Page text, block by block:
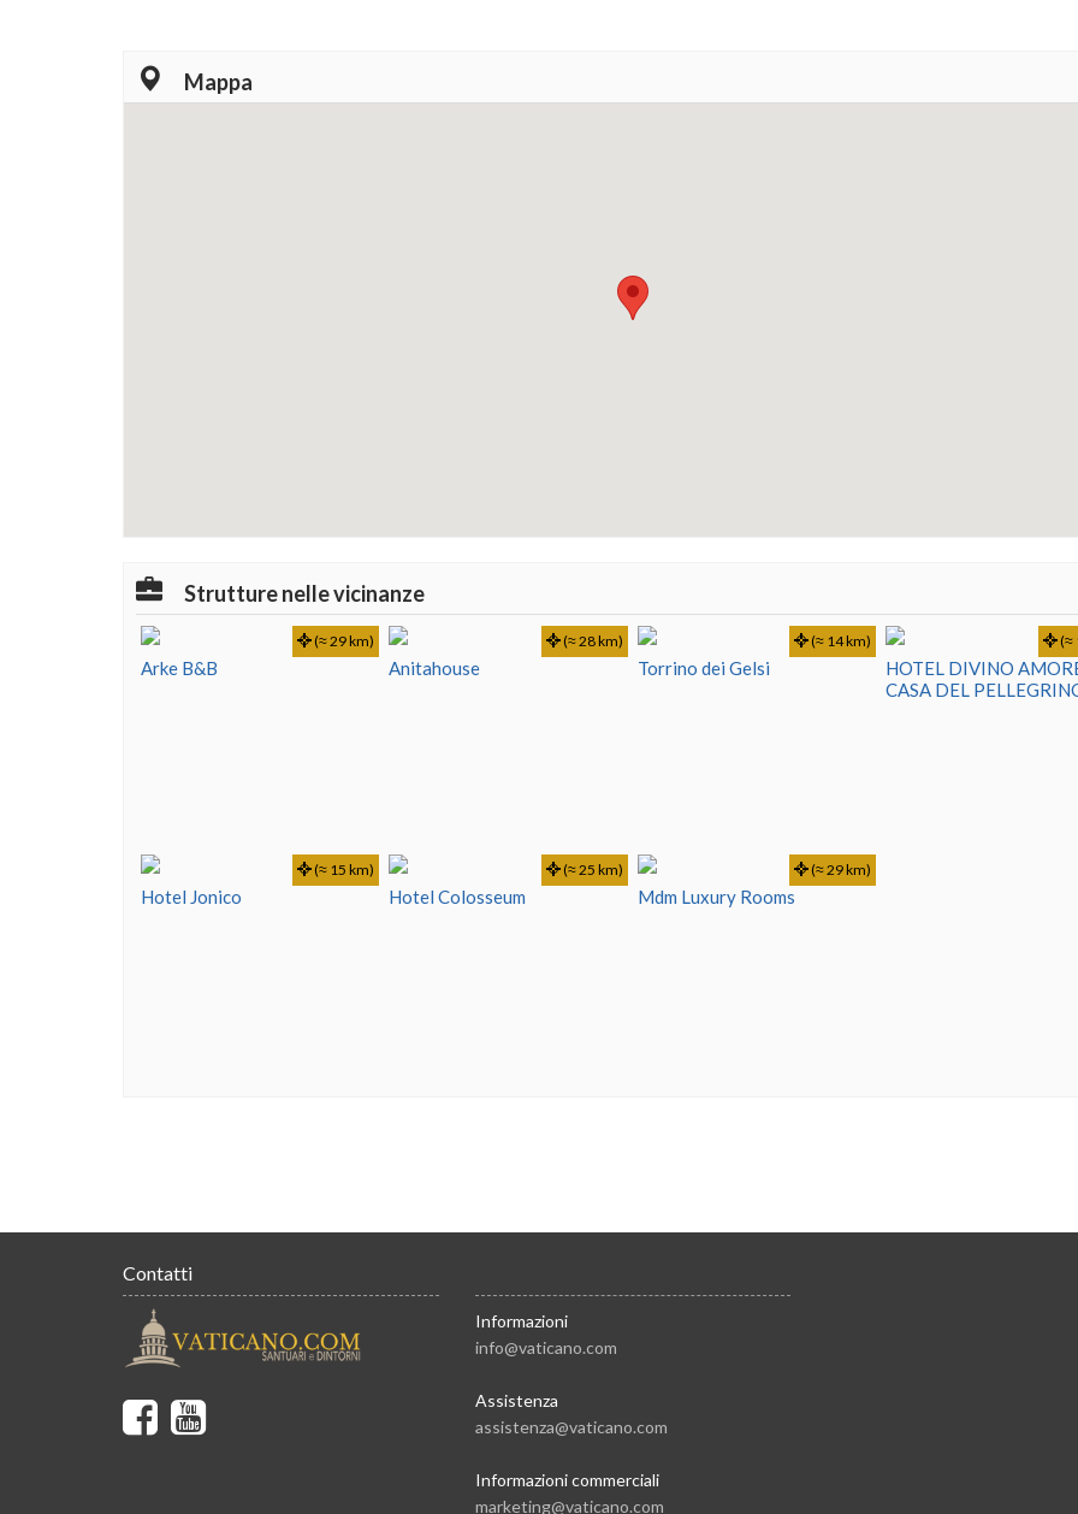
Mappa
Strutture nelle vicinanze
Arke B&B
(≈ 29 km)
Anitahouse
(≈ 28 km)
Torrino dei Gelsi
(≈ 14 km)
HOTEL DIVINO
CASA DEL
(≈
Hotel Jonico
(≈ 15 km)
Hotel Colosseum
(≈ 25 km)
Mdm Luxury Rooms
(≈ 29 km)
Contatti
Informazioni
info@vaticano.com
Assistenza
assistenza@vaticano.com
Informazioni commerciali
marketing@vaticano.com